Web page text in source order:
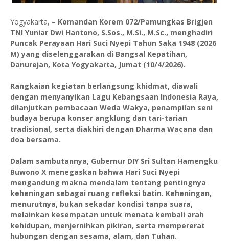
Yogyakarta, – Komandan Korem 072/Pamungkas Brigjen
TNI Yuniar Dwi Hantono, S.Sos., M.Si., M.Sc., menghadiri
Puncak Perayaan Hari Suci Nyepi Tahun Saka 1948 (2026
M) yang diselenggarakan di Bangsal Kepatihan,
Danurejan, Kota Yogyakarta, Jumat (10/4/2026).
Rangkaian kegiatan berlangsung khidmat, diawali
dengan menyanyikan Lagu Kebangsaan Indonesia Raya,
dilanjutkan pembacaan Weda Wakya, penampilan seni
budaya berupa konser angklung dan tari-tarian
tradisional, serta diakhiri dengan Dharma Wacana dan
doa bersama.
Dalam sambutannya, Gubernur DIY Sri Sultan Hamengku
Buwono X menegaskan bahwa Hari Suci Nyepi
mengandung makna mendalam tentang pentingnya
keheningan sebagai ruang refleksi batin. Keheningan,
menurutnya, bukan sekadar kondisi tanpa suara,
melainkan kesempatan untuk menata kembali arah
kehidupan, menjernihkan pikiran, serta mempererat
hubungan dengan sesama, alam, dan Tuhan.